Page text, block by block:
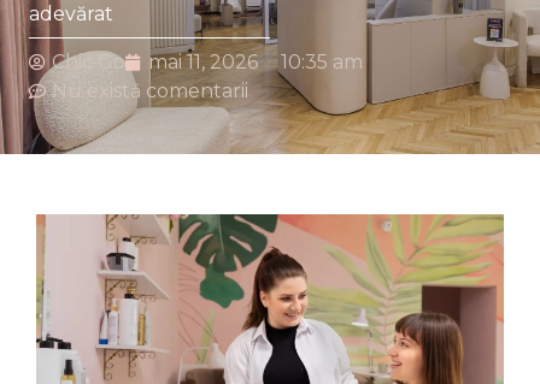
adevărat
Chic Go mai 11, 2026
10:35 am
Nu există comentarii